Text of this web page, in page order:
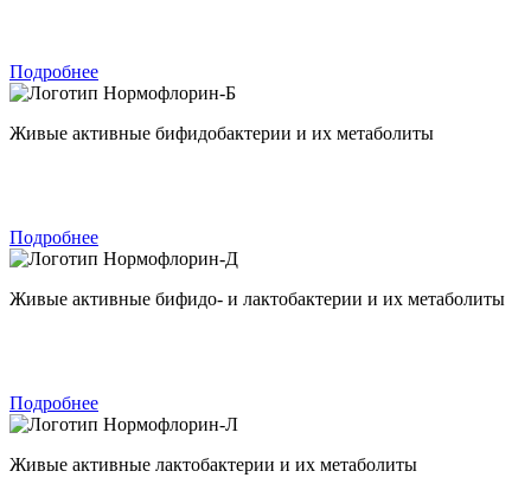
Подробнее
Нормофлорин-Б
Живые активные бифидобактерии и их метаболиты
Подробнее
Нормофлорин-Д
Живые активные бифидо- и лактобактерии и их метаболиты
Подробнее
Нормофлорин-Л
Живые активные лактобактерии и их метаболиты